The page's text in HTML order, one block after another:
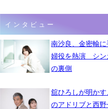
インタビュー
南沙良、金密輸
婦役を熱演 シン
の裏側
舘ひろしが明か
のアドリブと西